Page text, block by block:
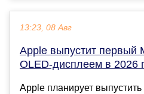
13:23, 08 Авг
Apple выпустит первый
OLED-дисплеем в 2026
Apple планирует